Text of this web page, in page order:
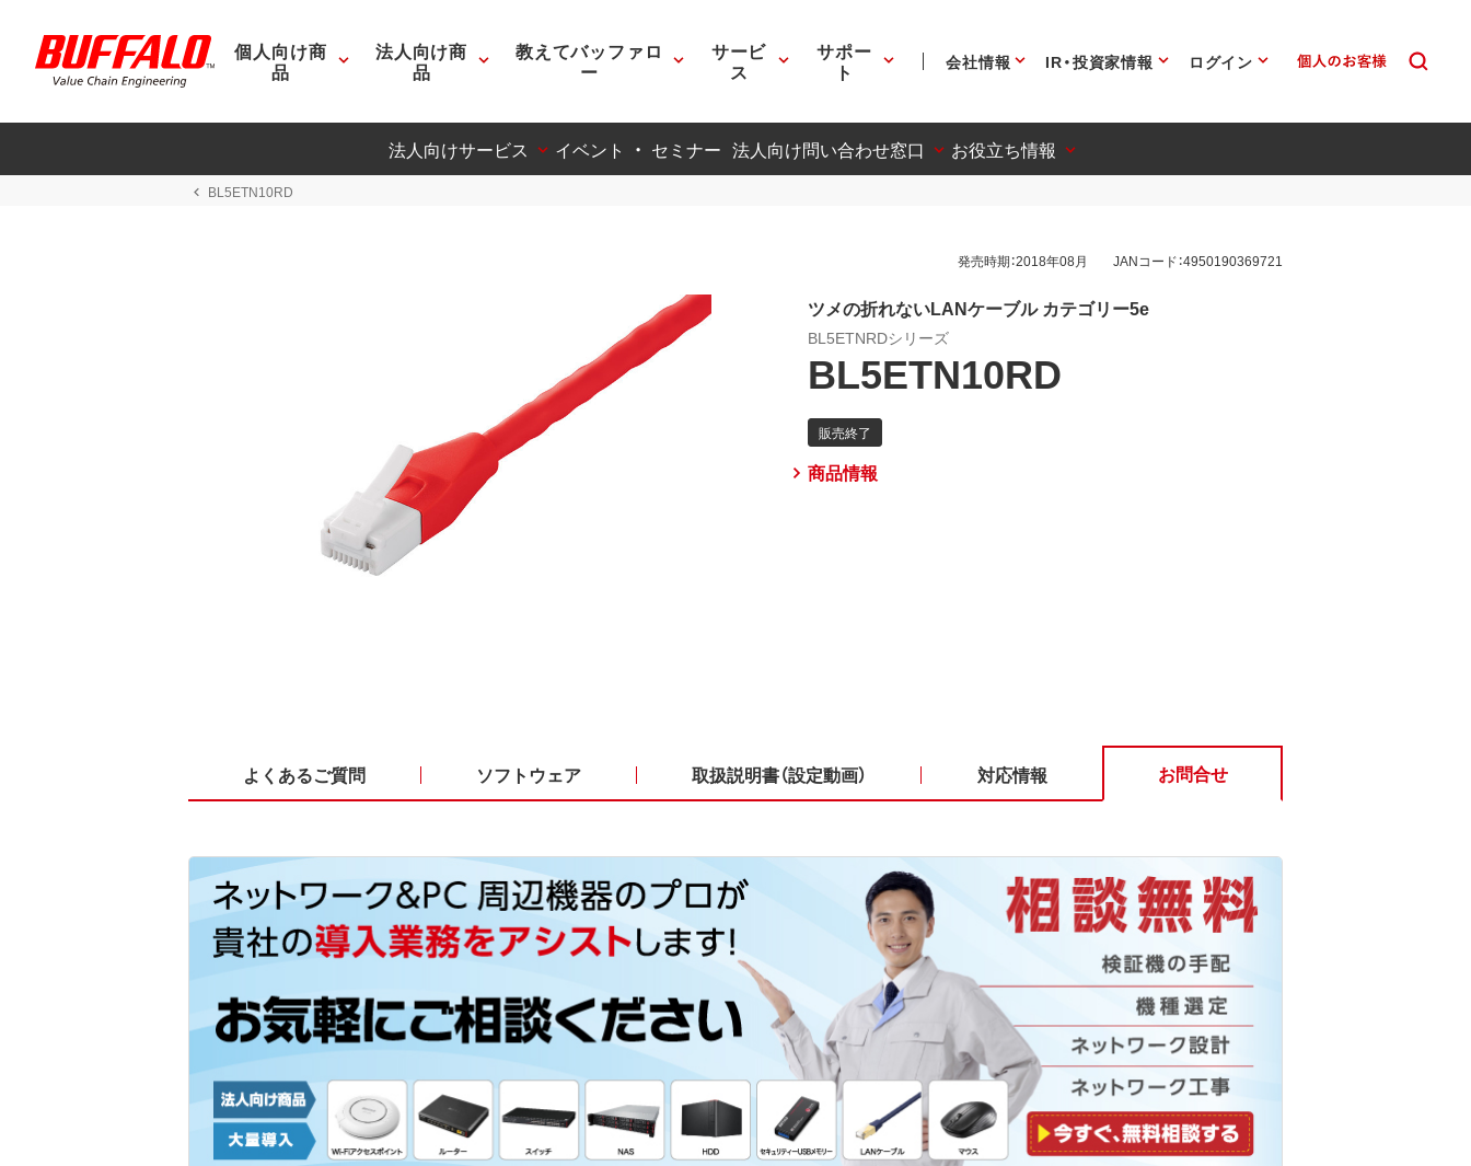
個人向け商
品
法人向け商
品
教えてバッファロ
ー
サービ
ス
サポー
ト 会社情報 IR・投資家情報 ログイン
法人向けサービス イベント ・ セミナー 法人向け問い合わせ窓口 お役立ち情報
BL5ETN10RD
発売時期：2018年08月 JANコード：4950190369721
ツメの折れないLANケーブル カテゴリー5e
BL5ETNRDシリーズ
BL5ETN10RD
商品情報
よくあるご質問 ソフトウェア 取扱説明書（設定動画） 対応情報 お問合せ